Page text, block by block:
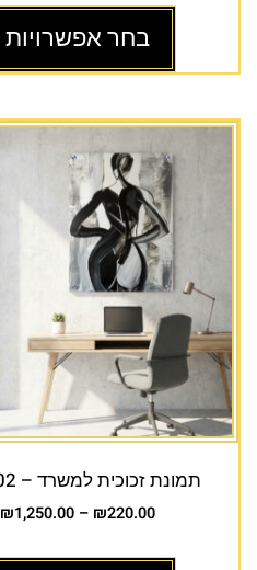
בחר אפשרויות
תמונת זכוכית למשרד – AU-002
₪220.00
–
₪1,250.00